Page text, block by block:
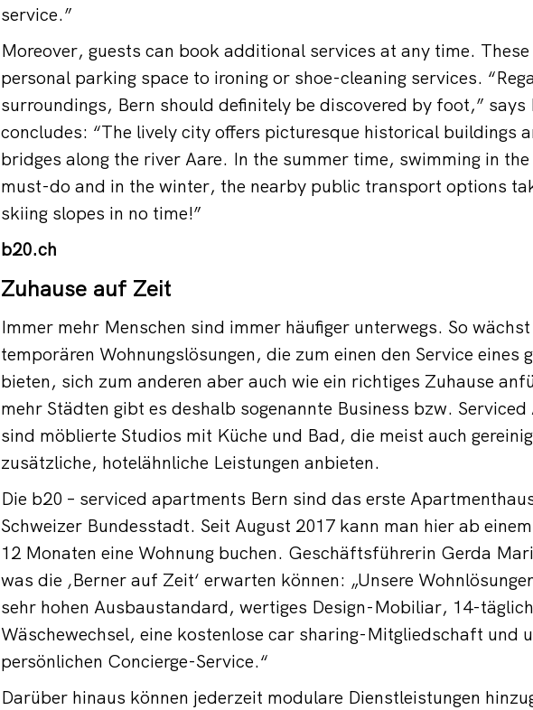
service.”
Moreover, guests can book additional services at any time.
personal parking space to ironing or shoe-cleaning services.
surroundings, Bern should definitely be discovered by foot,” says
concludes: “The lively city offers picturesque historical buildings
bridges along the river Aare. In the summer time, swimming in
must-do and in the winter, the nearby public transport options
skiing slopes in no time!”
b20.ch
Zuhause auf Zeit
Immer mehr Menschen sind immer häufiger unterwegs. So
temporären Wohnungslösungen, die zum einen den Service eines
bieten, sich zum anderen aber auch wie ein richtiges Zuhause
mehr Städten gibt es deshalb sogenannte Business bzw.
sind möblierte Studios mit Küche und Bad, die meist auch
zusätzliche, hotelähnliche Leistungen anbieten.
Die b20 – serviced apartments Bern sind das erste
Schweizer Bundesstadt. Seit August 2017 kann man hier ab
12 Monaten eine Wohnung buchen. Geschäftsführerin Gerda
was die ‚Berner auf Zeit‘ erwarten können: „Unsere
sehr hohen Ausbaustandard, wertiges Design-Mobiliar, 14-
Wäschewechsel, eine kostenlose car sharing-Mitgliedschaft und
persönlichen Concierge-Service.“
Darüber hinaus können jederzeit modulare Dienstleistungen